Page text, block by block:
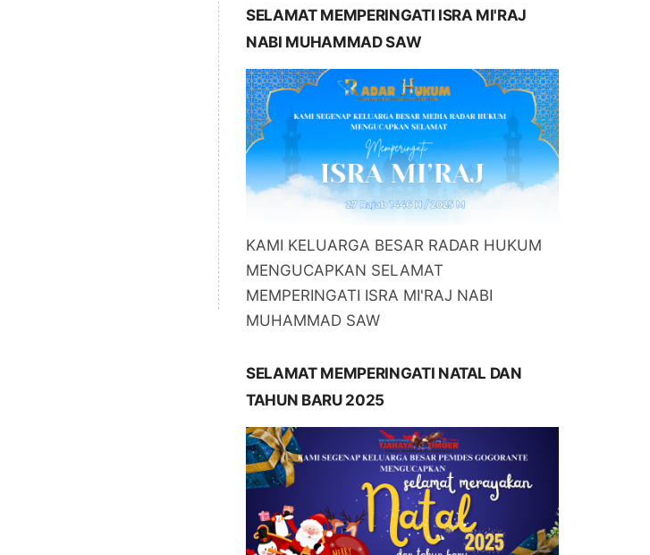
SELAMAT MEMPERINGATI ISRA MI'RAJ
NABI MUHAMMAD SAW
KAMI KELUARGA BESAR RADAR HUKUM
MENGUCAPKAN SELAMAT
MEMPERINGATI ISRA MI'RAJ NABI
MUHAMMAD SAW
SELAMAT MEMPERINGATI NATAL DAN
TAHUN BARU 2025